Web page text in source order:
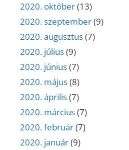
2020. október(13)
2020. szeptember(9)
2020. augusztus(7)
2020. július(9)
2020. június(7)
2020. május(8)
2020. április(7)
2020. március(7)
2020. február(7)
2020. január(9)